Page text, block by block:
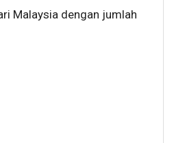
Malaysia dengan jumlah